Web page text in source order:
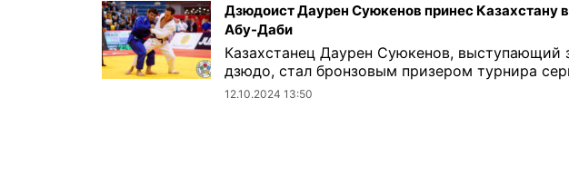
Дзюдоист Даурен Суюкенов принес Казахстану
Абу-Даби
Казахстанец Даурен Суюкенов, выступающий
дзюдо, стал бронзовым призером турнира
12.10.2024 13:50